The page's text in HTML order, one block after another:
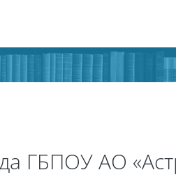
ГБПОУ АО